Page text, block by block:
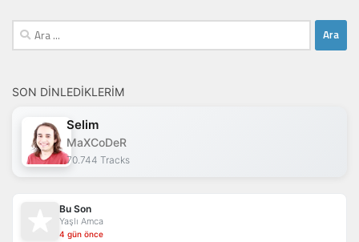
Arama:
SON DINLEDIKLERIM
Selim
MaXCoDeR
70.744 Tracks
Bu Son
Yaşlı Amca
4 gün önce